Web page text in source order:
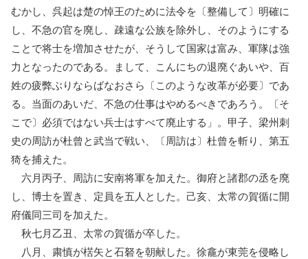
むかし、呉起は楚の悼王のために法令を〔整備して〕明確に
し、不急の官を廃し、疎遠な公族を除外し、そのようにする
ことで将士を増加させたが、そうして国家は富み、軍隊は強
力となったのである。まして、こんにちの退廃ぐあいや、百
姓の疲弊ぶりならばなおさら〔このような改革が必要〕であ
る。当面のあいだ、不急の仕事はやめるべきであろう。〔そ
こで〕必須ではない兵士はすべて廃止する」。甲子、梁州刺
史の周訪が杜曾と武当で戦い、〔周訪は〕杜曾を斬り、第五
猗を捕えた。
六月丙子、周訪に安南将軍を加えた。御府と諸郡の丞を廃
し、博士を置き、定員を五人とした。己亥、太常の賀循に開
府儀同三司を加えた。
秋七月乙丑、太常の賀循が卒した。
八月、粛慎が楛矢と石砮を朝献した。徐龕が東莞を侵略し